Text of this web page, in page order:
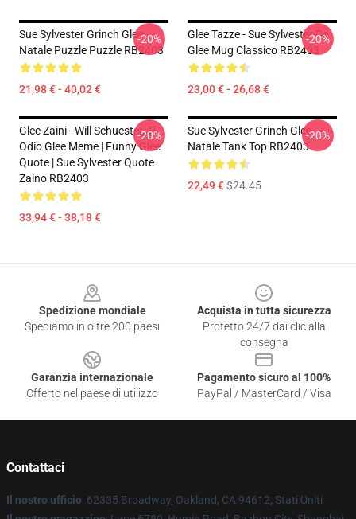
Sue Sylvester Grinch Glee
Natale Puzzle Puzzle RB2403
21,98 € - 40,02 €
-20%
Glee Tazze - Sue Sylvester Da
Glee Mug Classico RB2403
23,00 € - 26,68 €
-20%
Glee Zaini - Will Schuester, Ti
Odio Glee Meme | Funny Glee
Quote | Sue Sylvester Quote
Zaino RB2403
33,94 € - 38,18 €
-20%
Sue Sylvester Grinch Glee
Natale Tank Top RB2403
22,49 €$24.45
-20%
Spedizione mondiale
Spediamo in oltre 200 paesi
Acquista in tutta sicurezza
Protetto 24/7 dai clic alla
consegna
Garanzia internazionale
Offerto nel paese di utilizzo
Pagamento sicuro al 100%
PayPal / MasterCard / Visa
Contattaci
Il nostro ufficio: 62335 Broadway, Oakland, CA 94612, Stati Uniti